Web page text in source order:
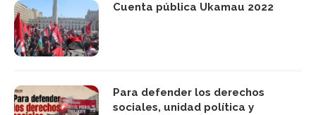
Cuenta pública Ukamau 2022
Para defender los derechos
sociales, unidad política y